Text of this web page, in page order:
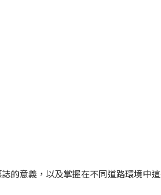
的意義，以及掌握在不同道路環境中